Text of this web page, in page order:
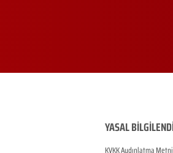
YASAL